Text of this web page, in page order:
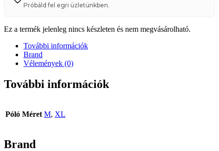
Próbáld fel egri üzletünkben.
Ez a termék jelenleg nincs készleten és nem megvásárolható.
További információk
Brand
Vélemények (0)
További információk
Póló Méret M, XL
Brand